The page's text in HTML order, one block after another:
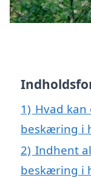
1) Hvad kan
beskæring i
2) Indhent
beskæring i